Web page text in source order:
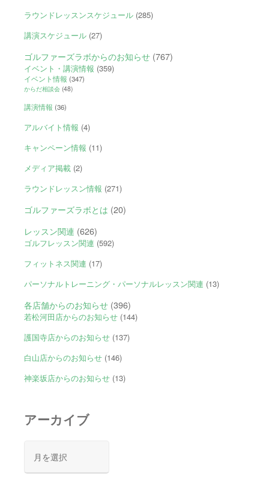
ラウンドレッスンスケジュール(285)
講演スケジュール(27)
ゴルファーズラボからのお知らせ(767)
イベント・講演情報 (359)
イベント情報 (347)
からだ相談会(48)
講演情報 (36)
アルバイト情報 (4)
キャンペーン情報 (11)
メディア掲載(2)
ラウンドレッスン情報 (271)
ゴルファーズラボとは (20)
レッスン関連 (626)
ゴルフレッスン関連 (592)
フィットネス関連 (17)
パーソナルトレーニング・パーソナルレッスン関連 (13)
各店舗からのお知らせ(396)
若松河田店からのお知らせ(144)
護国寺店からのお知らせ(137)
白山店からのお知らせ(146)
神楽坂店からのお知らせ(13)
アーカイブ
カ